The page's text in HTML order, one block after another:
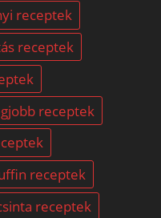
receptek
receptek
receptek
receptek
receptek